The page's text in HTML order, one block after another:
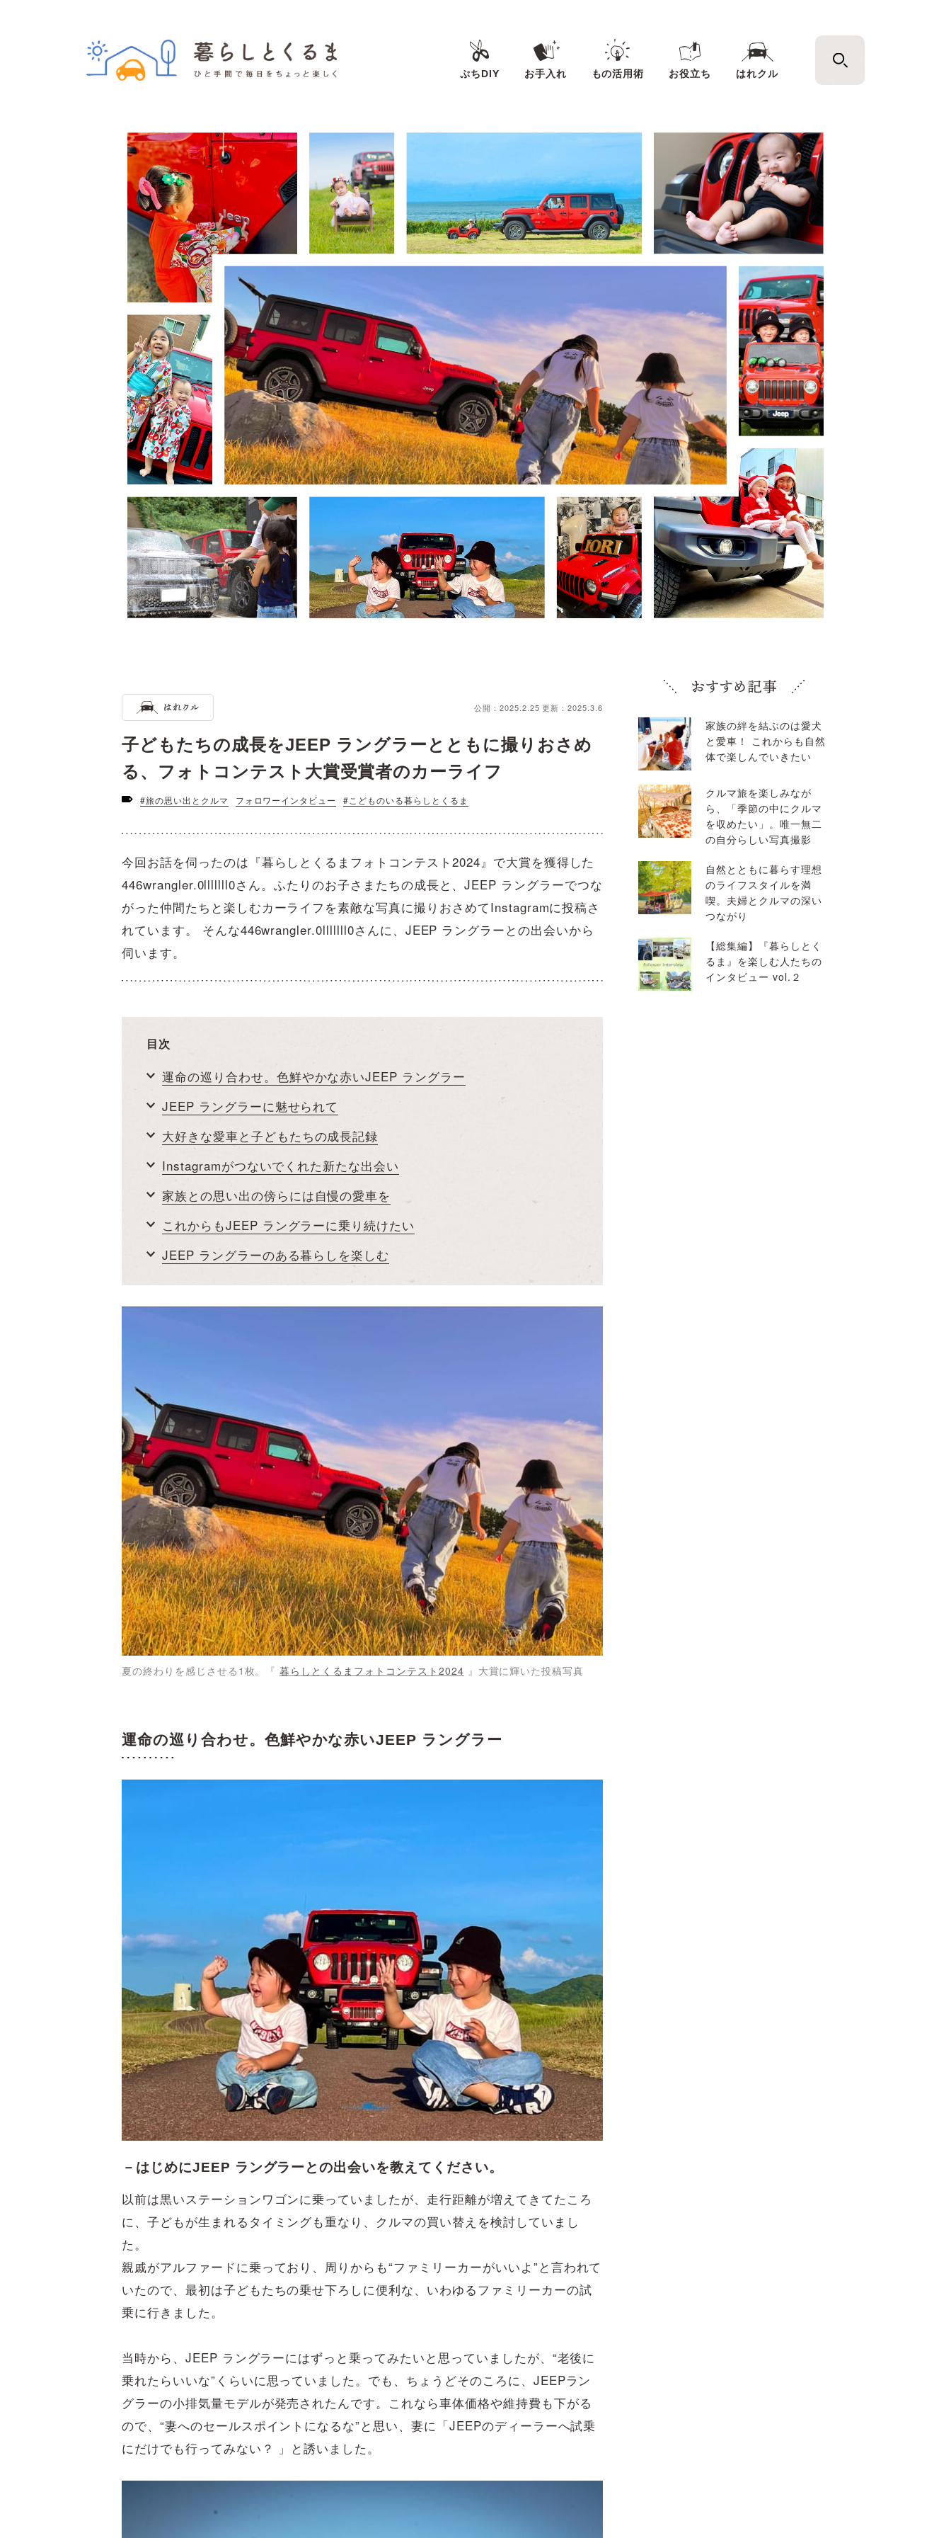
ぷちDIY お手入れ もの活用術 お役立ち はれクル
公開：2025.2.25更新：2025.3.6
子どもたちの成長をJEEP ラングラーとともに撮りおさめ
る、フォトコンテスト大賞受賞者のカーライフ
#旅の思い出とクルマ フォロワーインタビュー #こどものいる暮らしとくるま
今回お話を伺ったのは『暮らしとくるまフォトコンテスト2024』で大賞を獲得した
446wrangler.0lllllll0さん。ふたりのお子さまたちの成長と、JEEP ラングラーでつな
がった仲間たちと楽しむカーライフを素敵な写真に撮りおさめてInstagramに投稿さ
れています。 そんな446wrangler.0lllllll0さんに、JEEP ラングラーとの出会いから
伺います。
目次
運命の巡り合わせ。色鮮やかな赤いJEEP ラングラー
JEEP ラングラーに魅せられて
大好きな愛車と子どもたちの成長記録
Instagramがつないでくれた新たな出会い
家族との思い出の傍らには自慢の愛車を
これからもJEEP ラングラーに乗り続けたい
JEEP ラングラーのある暮らしを楽しむ
夏の終わりを感じさせる1枚。『暮らしとくるまフォトコンテスト2024 』大賞に輝いた投稿写真
運命の巡り合わせ。色鮮やかな赤いJEEP ラングラー
－はじめにJEEP ラングラーとの出会いを教えてください。
以前は黒いステーションワゴンに乗っていましたが、走行距離が増えてきてたころ
に、子どもが生まれるタイミングも重なり、クルマの買い替えを検討していまし
た。
親戚がアルファードに乗っており、周りからも“ファミリーカーがいいよ”と言われて
いたので、最初は子どもたちの乗せ下ろしに便利な、いわゆるファミリーカーの試
乗に行きました。
当時から、JEEP ラングラーにはずっと乗ってみたいと思っていましたが、“老後に
乗れたらいいな”くらいに思っていました。でも、ちょうどそのころに、JEEPラン
グラーの小排気量モデルが発売されたんです。これなら車体価格や維持費も下がる
ので、“妻へのセールスポイントになるな”と思い、妻に「JEEPのディーラーへ試乗
にだけでも行ってみない？ 」と誘いました。
家族の絆を結ぶのは愛犬
と愛車！ これからも自然
体で楽しんでいきたい
クルマ旅を楽しみなが
ら、「季節の中にクルマ
を収めたい」。唯一無二
の自分らしい写真撮影
自然とともに暮らす理想
のライフスタイルを満
喫。夫婦とクルマの深い
つながり
【総集編】『暮らしとく
るま』を楽しむ人たちの
インタビュー vol.２